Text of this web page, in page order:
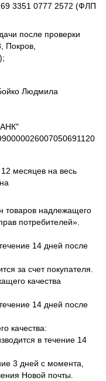
3351 0777 2572 (ФЛП
после проверки
Покров,
Людмила
месяцев на весь
товаров надлежащего
потребителей».
14 дней после
за счет покупателя.
качества
14 дней после
качества:
в течение 14
3 дней с момента,
Новой почты.